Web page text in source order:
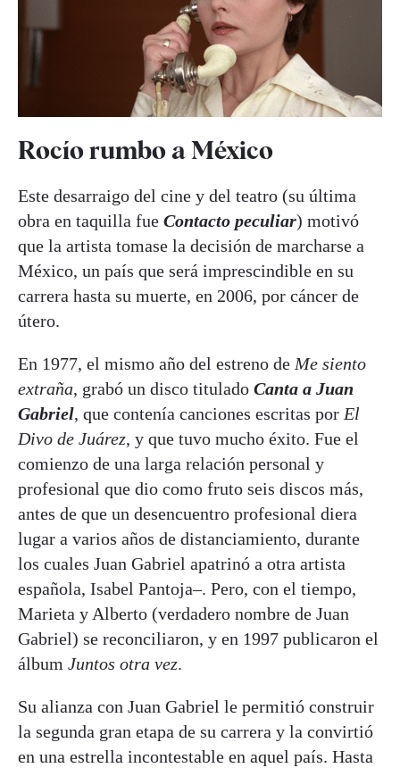
Rocío rumbo a México
Este desarraigo del cine y del teatro (su última
obra en taquilla fue Contacto peculiar) motivó
que la artista tomase la decisión de marcharse a
México, un país que será imprescindible en su
carrera hasta su muerte, en 2006, por cáncer de
útero.
En 1977, el mismo año del estreno de Me siento
extraña, grabó un disco titulado Canta a Juan
Gabriel, que contenía canciones escritas por El
Divo de Juárez, y que tuvo mucho éxito. Fue el
comienzo de una larga relación personal y
profesional que dio como fruto seis discos más,
antes de que un desencuentro profesional diera
lugar a varios años de distanciamiento, durante
los cuales Juan Gabriel apatrinó a otra artista
española, Isabel Pantoja–. Pero, con el tiempo,
Marieta y Alberto (verdadero nombre de Juan
Gabriel) se reconciliaron, y en 1997 publicaron el
álbum Juntos otra vez.
Su alianza con Juan Gabriel le permitió construir
la segunda gran etapa de su carrera y la convirtió
en una estrella incontestable en aquel país. Hasta